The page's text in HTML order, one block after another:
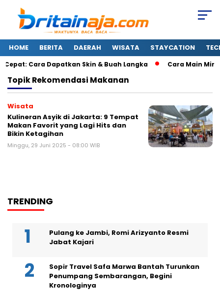
HOME BERITA DAERAH WISATA STAYCATION
Cara Dapatkan Skin & Buah Langka Cara Main
TopikRekomendasi Makanan
Wisata
Kulineran Asyik di Jakarta: 9 Tempat
Makan Favorit yang Lagi Hits dan
Bikin Ketagihan
Minggu, 29 Juni 2025 - 08:00 WIB
TRENDING
Pulang ke Jambi, Romi Arizyanto Resmi
Jabat Kajari
Sopir Travel Safa Marwa Bantah Turunkan
Penumpang Sembarangan, Begini
Kronologinya